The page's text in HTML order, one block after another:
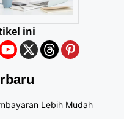
ini
Lebih Mudah